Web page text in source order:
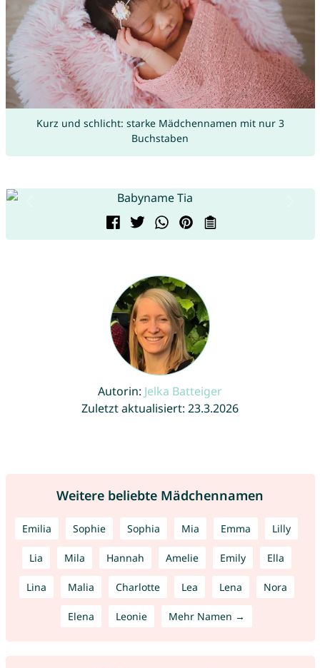
Kurz und schlicht: starke Mädchennamen mit nur 3
Buchstaben
Autorin: Jelka Batteiger
Zuletzt aktualisiert: 23.3.2026
Weitere beliebte Mädchennamen
Emilia Sophie Sophia Mia Emma Lilly
Lia Mila Hannah Amelie Emily Ella
Lina Malia Charlotte Lea Lena Nora
Elena Leonie Mehr Namen →